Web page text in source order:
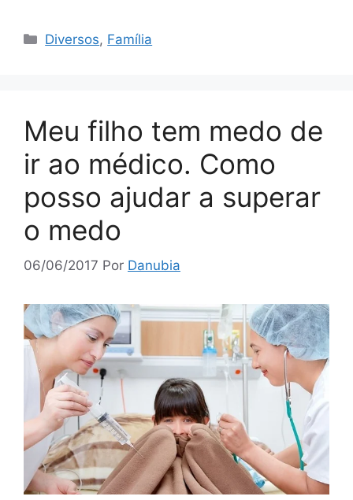
Categorias
Diversos, Família
Meu filho tem medo de
ir ao médico. Como
posso ajudar a superar
o medo
06/06/2017 Por Danubia